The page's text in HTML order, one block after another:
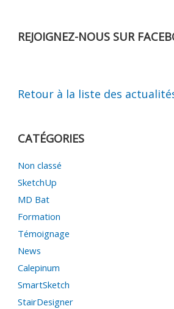
REJOIGNEZ-NOUS SUR
Retour à la liste des
CATÉGORIES
Non classé
SketchUp
MD Bat
Formation
Témoignage
News
Calepinum
SmartSketch
StairDesigner